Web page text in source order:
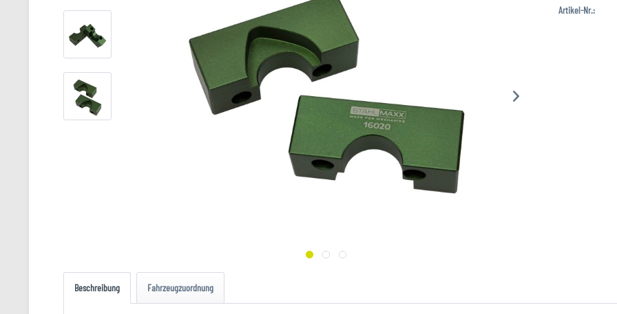
Artikel-Nr.:
Beschreibung Fahrzeugzuordnung